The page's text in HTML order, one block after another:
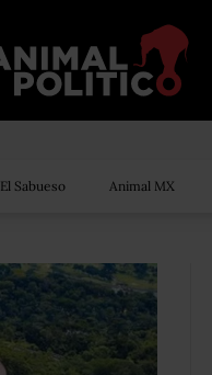
El Sabueso Animal MX